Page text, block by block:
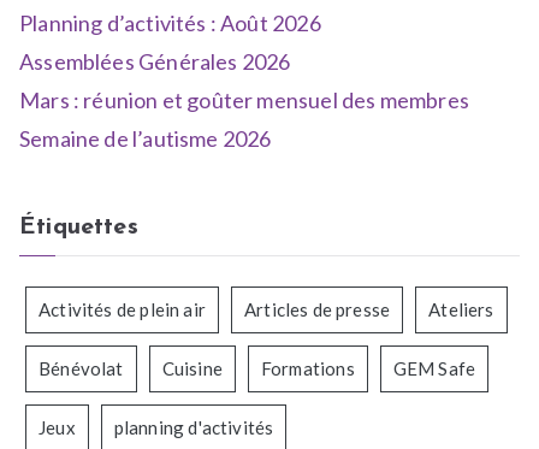
Planning d’activités : Août 2026
Assemblées Générales 2026
Mars : réunion et goûter mensuel des membres
Semaine de l’autisme 2026
Étiquettes
Activités de plein air Articles de presse Ateliers
Bénévolat Cuisine Formations GEM Safe
Jeux planning d'activités